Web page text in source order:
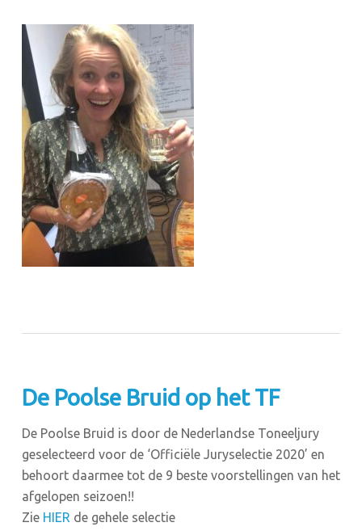
De Poolse Bruid op het TF
De Poolse Bruid is door de Nederlandse Toneeljury
geselecteerd voor de ‘Officiële Juryselectie 2020’ en
behoort daarmee tot de 9 beste voorstellingen van het
afgelopen seizoen!!
Zie HIER de gehele selectie